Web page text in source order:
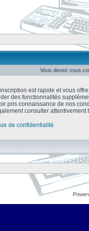
Vous devez vous
est rapide et vous
des fonctionnalités
pris connaissance de nos
consulter attentivement
de confidentialité